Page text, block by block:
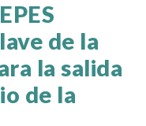
de la
la salida
de la